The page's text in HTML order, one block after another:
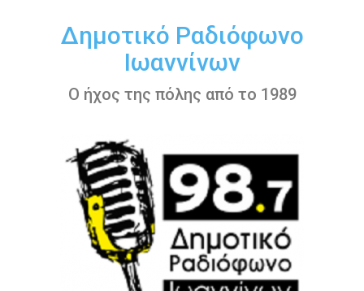
περιεχόμενοΔημοτικό Ραδιόφωνο
Ιωαννίνων
Ο ήχος της πόλης από το 1989